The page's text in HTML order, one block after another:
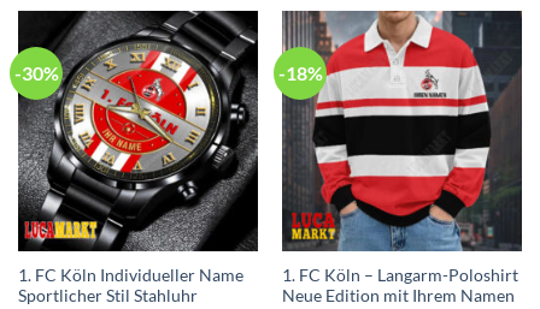
-30%
1. FC Köln Individueller Name
Sportlicher Stil Stahluhr
-18%
1. FC Köln – Langarm-Poloshirt
Neue Edition mit Ihrem Namen